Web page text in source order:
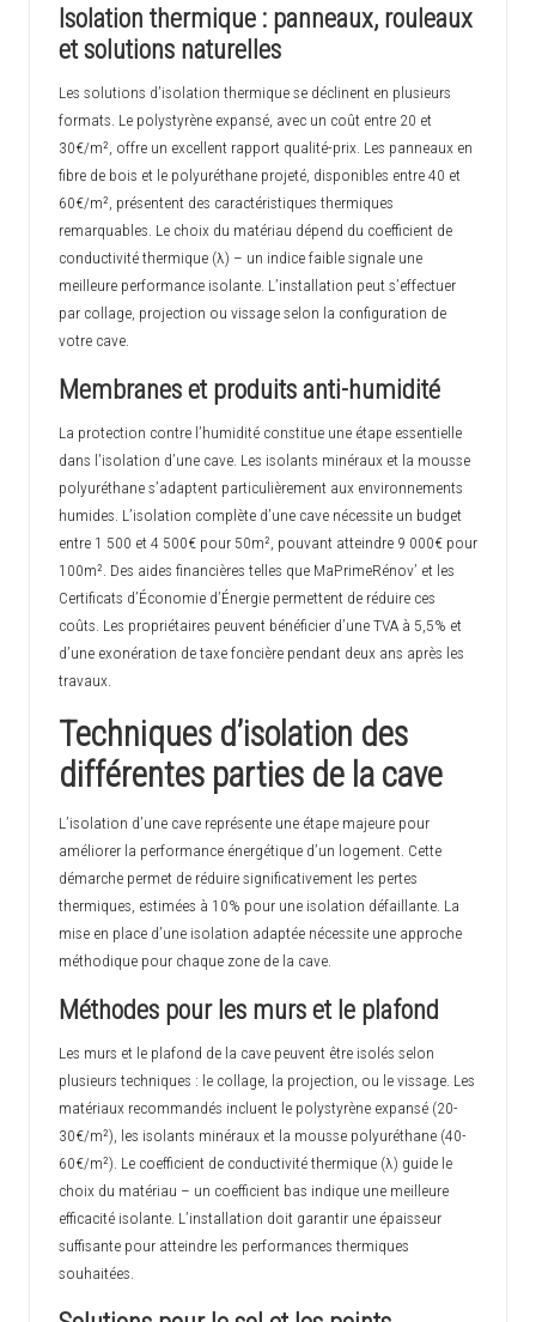
Isolation thermique : panneaux, rouleaux
et solutions naturelles
Les solutions d’isolation thermiquese déclinent en plusieurs
formats. Le polystyrène expansé, avec un coût entre 20 et
30€/m², offre un excellent rapport qualité-prix. Les panneaux en
fibre de bois et le polyuréthane projeté, disponibles entre 40 et
60€/m², présentent des caractéristiques thermiques
remarquables. Le choix du matériau dépend du coefficient de
conductivité thermique (λ) – un indice faible signale une
meilleure performance isolante. L’installation peut s’effectuer
par collage, projection ou vissage selon la configuration de
votre cave.
Membranes et produits anti-humidité
La protection contre l’humidité constitue une étape essentielle
dans l’isolation d’une cave. Les isolants minéraux et la mousse
polyuréthane s’adaptent particulièrement aux environnements
humides. L’isolation complète d’une cave nécessite un budget
entre 1 500 et 4 500€ pour 50m², pouvant atteindre 9 000€ pour
100m². Des aides financières telles que MaPrimeRénov’ et les
Certificats d’Économie d’Énergie permettent de réduire ces
coûts. Les propriétaires peuvent bénéficier d’une TVA à 5,5% et
d’une exonération de taxe foncière pendant deux ans après les
travaux.
Techniques d’isolation des
différentes parties de la cave
L’isolation d’une cave représente une étape majeure pour
améliorer la performance énergétique d’un logement. Cette
démarche permet de réduire significativement les pertes
thermiques, estimées à 10% pour une isolation défaillante. La
mise en place d’une isolation adaptée nécessite une approche
méthodique pour chaque zone de la cave.
Méthodes pour les murs et le plafond
Les murs et le plafond de la cave peuvent être isolés selon
plusieurs techniques : le collage, la projection, ou le vissage. Les
matériaux recommandés incluent le polystyrène expansé (20-
30€/m²), les isolants minéraux et la mousse polyuréthane (40-
60€/m²). Le coefficient de conductivité thermique (λ) guide le
choix du matériau – un coefficient bas indique une meilleure
efficacité isolante. L’installation doit garantir une épaisseur
suffisante pour atteindre les performances thermiques
souhaitées.